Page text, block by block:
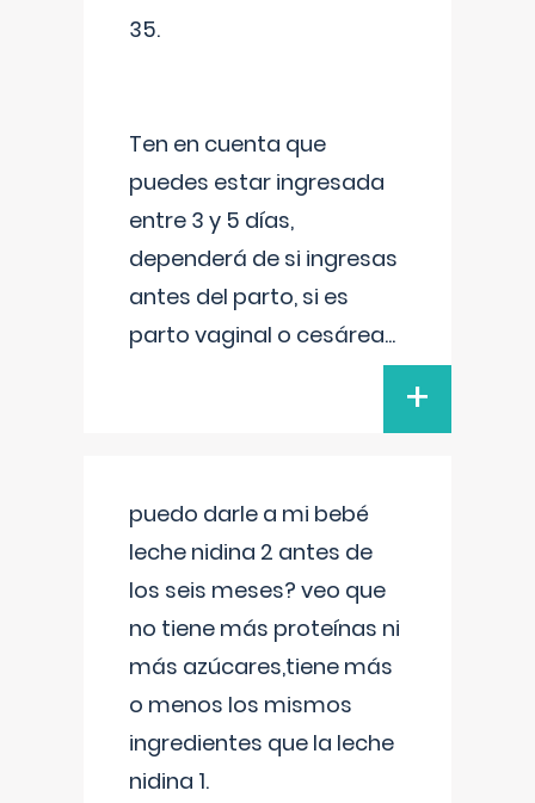
35.
Ten en cuenta que
puedes estar ingresada
entre 3 y 5 días,
dependerá de si ingresas
antes del parto, si es
parto vaginal o cesárea...
+
puedo darle a mi bebé
leche nidina 2 antes de
los seis meses? veo que
no tiene más proteínas ni
más azúcares,tiene más
o menos los mismos
ingredientes que la leche
nidina 1.